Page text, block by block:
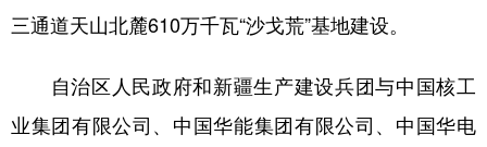
山东 湖北
四川 贵州 云南 西藏
三通道天山北麓610万千瓦“沙戈荒”基地建设。
自治区人民政府和新疆生产建设兵团与中国核工
业集团有限公司、中国华能集团有限公司、中国华电